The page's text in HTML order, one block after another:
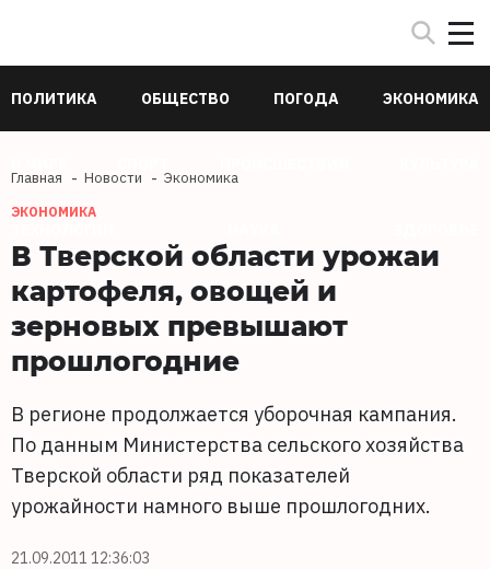
ПОЛИТИКА ОБЩЕСТВО ПОГОДА ЭКОНОМИКА
Главная Новости Экономика
ЭКОНОМИКА
В Тверской области урожаи
картофеля, овощей и
зерновых превышают
прошлогодние
В регионе продолжается уборочная кампания.
По данным Министерства сельского хозяйства
Тверской области ряд показателей
урожайности намного выше прошлогодних.
21.09.2011 12:36:03